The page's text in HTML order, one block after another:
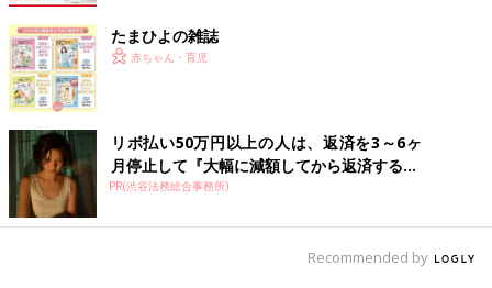
出典：Instagramアカウント「38life___room」
38life___roomさんはニトリのレターケースをおもちゃ収納にし
ているみたいですよ。カラー分けされているので、使うときもお
片付けもしやすそう！こまごまと散らかりがちなブロックもこれ
ならすっきり。
たまひよの雑誌
赤ちゃん・育児
リボ払い50万円以上の人は、返済を3～6ヶ
月停止して『大幅に減額してから返済する...
PR(渋谷法務総合事務所)
Recommended by